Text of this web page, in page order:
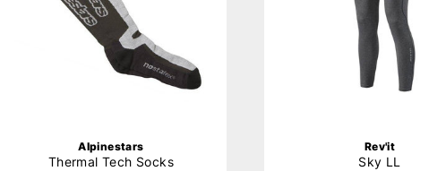
Alpinestars
Thermal Tech Socks
Rev'it
Sky LL